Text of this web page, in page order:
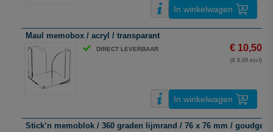
In winkelwagen
Maul memobox / acryl / transparant
DIRECT LEVERBAAR € 10,50
(€ 8,68 excl)
In winkelwagen
Stick’n memoblok / 360 graden lijmrand / 76 x 76 mm / goudgeel